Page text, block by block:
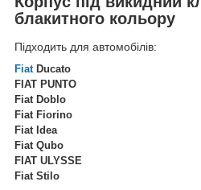
блакитного кольору
Підходить для автомобілів:
FiatDucato
FIAT PUNTO
Fiat Doblo
Fiat Fiorino
Fiat Idea
Fiat Qubo
FIAT ULYSSE
Fiat Stilo